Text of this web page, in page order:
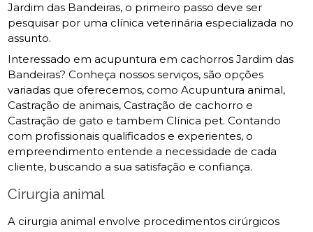
Jardim das Bandeiras, o primeiro passo deve ser
pesquisar por uma clínica veterinária especializada no
assunto.
Interessado em acupuntura em cachorros Jardim das
Bandeiras? Conheça nossos serviços, são opções
variadas que oferecemos, como Acupuntura animal,
Castração de animais, Castração de cachorro e
Castração de gato e tambem Clínica pet. Contando
com profissionais qualificados e experientes, o
empreendimento entende a necessidade de cada
cliente, buscando a sua satisfação e confiança.
Cirurgia animal
A cirurgia animal envolve procedimentos cirúrgicos